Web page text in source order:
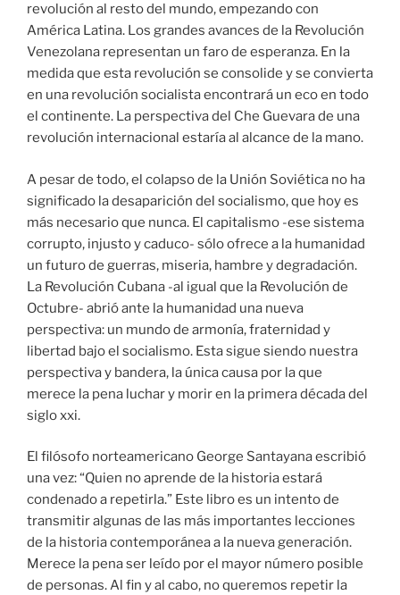
revolución al resto del mundo, empezando con
América Latina. Los grandes avances de la Revolución
Venezolana representan un faro de esperanza. En la
medida que esta revolución se consolide y se convierta
en una revolución socialista encontrará un eco en todo
el continente. La perspectiva del Che Guevara de una
revolución internacional estaría al alcance de la mano.
A pesar de todo, el colapso de la Unión Soviética no ha
significado la desaparición del socialismo, que hoy es
más necesario que nunca. El capitalismo -ese sistema
corrupto, injusto y caduco- sólo ofrece a la humanidad
un futuro de guerras, miseria, hambre y degradación.
La Revolución Cubana -al igual que la Revolución de
Octubre- abrió ante la humanidad una nueva
perspectiva: un mundo de armonía, fraternidad y
libertad bajo el socialismo. Esta sigue siendo nuestra
perspectiva y bandera, la única causa por la que
merece la pena luchar y morir en la primera década del
siglo xxi.
El filósofo norteamericano George Santayana escribió
una vez: “Quien no aprende de la historia estará
condenado a repetirla.” Este libro es un intento de
transmitir algunas de las más importantes lecciones
de la historia contemporánea a la nueva generación.
Merece la pena ser leído por el mayor número posible
de personas. Al fin y al cabo, no queremos repetir la